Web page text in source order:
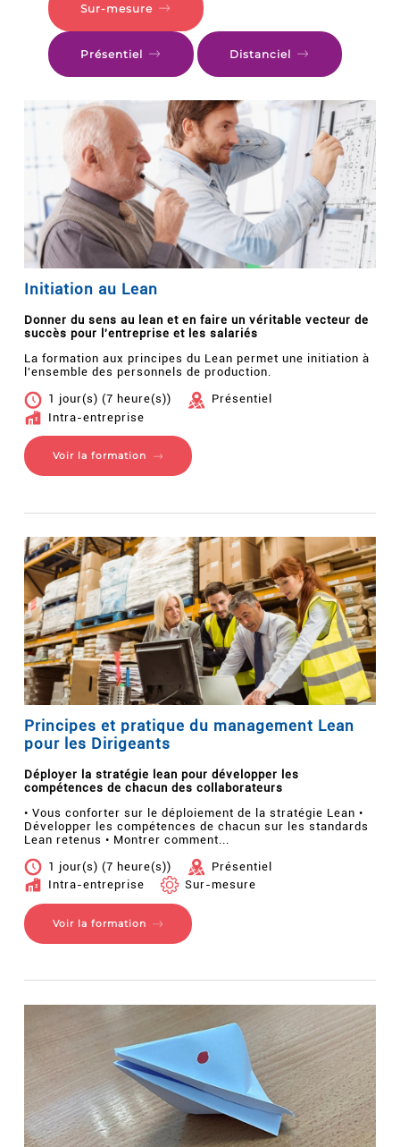
Sur-mesure
Présentiel Distanciel
Initiation au Lean
Donner du sens au lean et en faire un véritable vecteur de
succès pour l'entreprise et les salariés
La formation aux principes du Lean permet une initiation à
l'ensemble des personnels de production.
1 jour(s) (7 heure(s))
Présentiel
Intra-entreprise
Voir la formation
Principes et pratique du management Lean
pour les Dirigeants
Déployer la stratégie lean pour développer les
compétences de chacun des collaborateurs
• Vous conforter sur le déploiement de la stratégie Lean •
Développer les compétences de chacun sur les standards
Lean retenus • Montrer comment...
1 jour(s) (7 heure(s))
Présentiel
Intra-entreprise
Sur-mesure
Voir la formation